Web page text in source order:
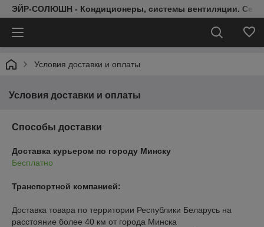
ЭЙР-СОЛЮШН - Кондиционеры, системы вентиляции.
Условия доставки и оплаты
Условия доставки и оплаты
Способы доставки
Доставка курьером по городу Минску
Бесплатно
Транспортной компанией:
Доставка товара по территории Республики Беларусь на
расстояние более 40 км от города Минска